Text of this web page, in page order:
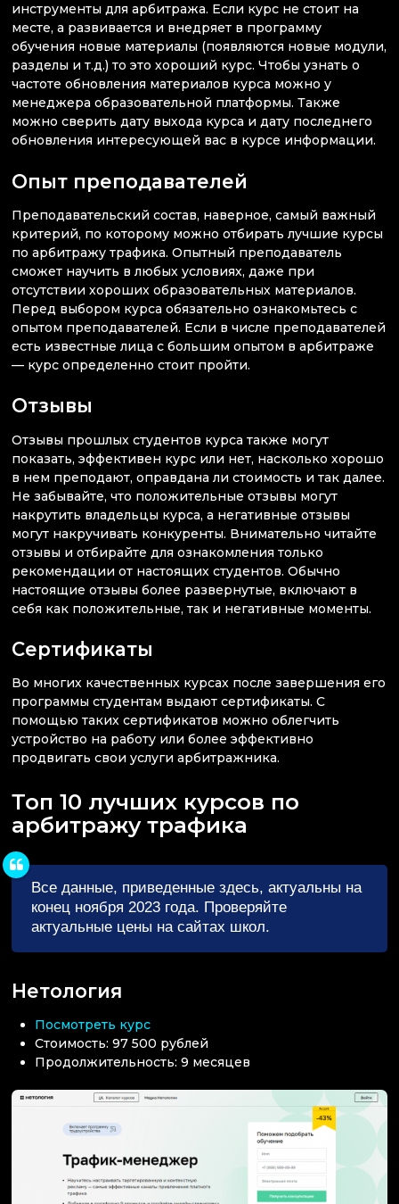
инструменты для арбитража. Если курс не стоит на
месте, а развивается и внедряет в программу
обучения новые материалы (появляются новые модули,
разделы и т.д.) то это хороший курс. Чтобы узнать о
частоте обновления материалов курса можно у
менеджера образовательной платформы. Также
можно сверить дату выхода курса и дату последнего
обновления интересующей вас в курсе информации.
Опыт преподавателей
Преподавательский состав, наверное, самый важный
критерий, по которому можно отбирать лучшие курсы
по арбитражу трафика. Опытный преподаватель
сможет научить в любых условиях, даже при
отсутствии хороших образовательных материалов.
Перед выбором курса обязательно ознакомьтесь с
опытом преподавателей. Если в числе преподавателей
есть известные лица с большим опытом в арбитраже
— курс определенно стоит пройти.
Отзывы
Отзывы прошлых студентов курса также могут
показать, эффективен курс или нет, насколько хорошо
в нем преподают, оправдана ли стоимость и так далее.
Не забывайте, что положительные отзывы могут
накрутить владельцы курса, а негативные отзывы
могут накручивать конкуренты. Внимательно читайте
отзывы и отбирайте для ознакомления только
рекомендации от настоящих студентов. Обычно
настоящие отзывы более развернутые, включают в
себя как положительные, так и негативные моменты.
Сертификаты
Во многих качественных курсах после завершения его
программы студентам выдают сертификаты. С
помощью таких сертификатов можно облегчить
устройство на работу или более эффективно
продвигать свои услуги арбитражника.
Топ 10 лучших курсов по
арбитражу трафика
Все данные, приведенные здесь, актуальны на
конец ноября 2023 года. Проверяйте
актуальные цены на сайтах школ.
Нетология
Посмотреть курс
Стоимость: 97 500 рублей
Продолжительность: 9 месяцев